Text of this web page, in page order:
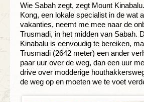
Wie Sabah zegt, zegt Mount
Kong, een lokale specialist in de wat
vakanties, neemt me mee naar de
Trusmadi, in het midden van Sabah.
Kinabalu is eenvoudig te bereiken,
Trusmadi (2642 meter) een ander
paar uur over de weg, dan een uur
drive over modderige
de weg op en moeten we te voet